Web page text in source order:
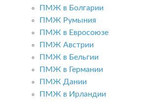
ПМЖ в Болгарии
ПМЖ Румыния
ПМЖ в Евросоюзе
ПМЖ Австрии
ПМЖ в Бельгии
ПМЖ в Германии
ПМЖ Дании
ПМЖ в Ирландии